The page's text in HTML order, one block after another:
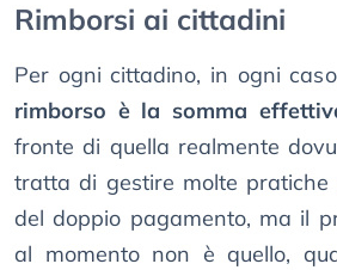
Rimborsi ai cittadini
Per ogni cittadino, in ogni
rimborso è la somma
fronte di quella realmente
tratta di gestire molte pratiche
del doppio pagamento, ma il
al momento non è quello,